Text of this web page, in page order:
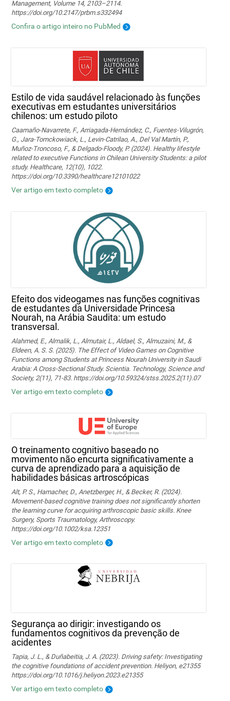
Management, Volume 14, 2103–2114.
https://doi.org/10.2147/prbm.s332494
Confira o artigo inteiro no PubMed
Estilo de vida saudável relacionado às funções
executivas em estudantes universitários
chilenos: um estudo piloto
Caamaño-Navarrete, F., Arriagada-Hernández, C., Fuentes-Vilugrón,
G., Jara-Tomckowiack, L., Levin-Catrilao, A., Del Val Martín, P.,
Muñoz-Troncoso, F., & Delgado-Floody, P. (2024). Healthy lifestyle
related to executive Functions in Chilean University Students: a pilot
study. Healthcare, 12(10), 1022.
https://doi.org/10.3390/healthcare12101022
Ver artigo em texto completo
Efeito dos videogames nas funções cognitivas
de estudantes da Universidade Princesa
Nourah, na Arábia Saudita: um estudo
transversal.
Alahmed, E., Almalik, L., Almutair, L., Aldael, S., Almuzaini, M., &
Eldeen, A. S. S. (2025). The Effect of Video Games on Cognitive
Functions among Students at Princess Nourah University in Saudi
Arabia: A Cross-Sectional Study. Scientia. Technology, Science and
Society, 2(11), 71-83. https://doi.org/10.59324/stss.2025.2(11).07
Ver artigo em texto completo
O treinamento cognitivo baseado no
movimento não encurta significativamente a
curva de aprendizado para a aquisição de
habilidades básicas artroscópicas
Alt, P. S., Hamacher, D., Anetzberger, H., & Becker, R. (2024).
Movement‐based cognitive training does not significantly shorten
the learning curve for acquiring arthroscopic basic skills. Knee
Surgery, Sports Traumatology, Arthroscopy.
https://doi.org/10.1002/ksa.12351
Ver artigo em texto completo
Segurança ao dirigir: investigando os
fundamentos cognitivos da prevenção de
acidentes
Tapia, J. L., & Duñabeitia, J. A. (2023). Driving safety: Investigating
the cognitive foundations of accident prevention. Heliyon, e21355
https://doi.org/10.1016/j.heliyon.2023.e21355
Ver artigo em texto completo